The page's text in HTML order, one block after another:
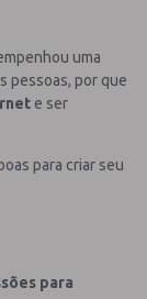
uma
pessoas, por que
e ser
para criar seu
para